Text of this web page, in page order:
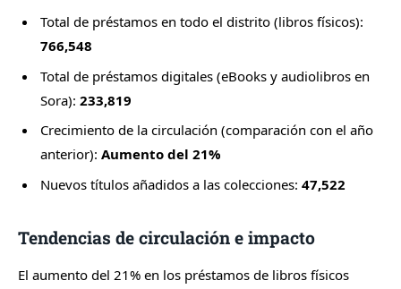
Total de préstamos en todo el distrito (libros físicos):
766,548
Total de préstamos digitales (eBooks y audiolibros en
Sora): 233,819
Crecimiento de la circulación (comparación con el año
anterior): Aumento del 21%
Nuevos títulos añadidos a las colecciones: 47,522
Tendencias de circulación e impacto
El aumento del 21% en los préstamos de libros físicos